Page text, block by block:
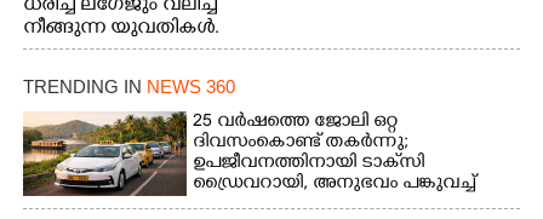
ധരിച്ച് ലഗേജും വലിച്ച്
നീങ്ങുന്ന യുവതികൾ.
എറണാകുളം മേനകയിൽ
നിന്നുള്ള കാഴ്ച
TRENDING IN NEWS 360
25 വർഷത്തെ ജോലി ഒറ്റ
ദിവസംകൊണ്ട് തകർന്നു;
ഉപജീവനത്തിനായി ടാക്‌സി
ഡ്രൈവറായി,​ അനുഭവം പങ്കുവച്ച്
യുവതി